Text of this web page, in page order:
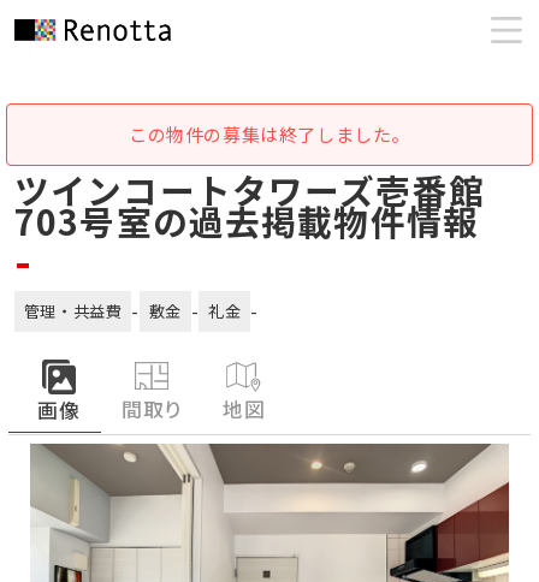
この物件の募集は終了しました。
ツインコートタワーズ壱番館
703号室の過去掲載物件情報
-
管理・共益費 - 敷金 - 礼金 -
画像 間取り 地図